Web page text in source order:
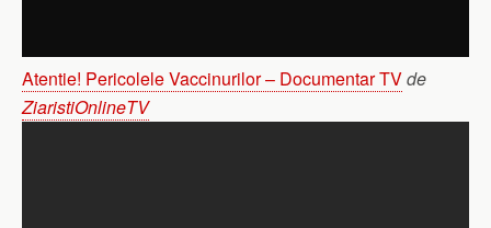
Atentie! Pericolele Vaccinurilor – Documentar TVde
ZiaristiOnlineTV